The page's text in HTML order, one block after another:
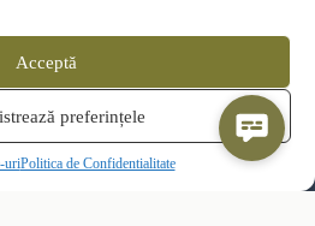
Acceptă
preferințele
uriPolitica de Confidentialitate